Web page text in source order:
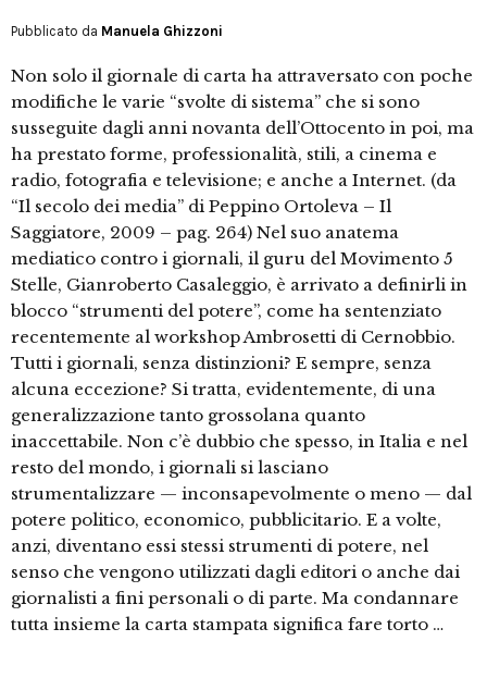
Pubblicato da Manuela Ghizzoni
Non solo il giornale di carta ha attraversato con poche
modifiche le varie “svolte di sistema” che si sono
susseguite dagli anni novanta dell’Ottocento in poi, ma
ha prestato forme, professionalità, stili, a cinema e
radio, fotografia e televisione; e anche a Internet. (da
“Il secolo dei media” di Peppino Ortoleva – Il
Saggiatore, 2009 – pag. 264) Nel suo anatema
mediatico contro i giornali, il guru del Movimento 5
Stelle, Gianroberto Casaleggio, è arrivato a definirli in
blocco “strumenti del potere”, come ha sentenziato
recentemente al workshop Ambrosetti di Cernobbio.
Tutti i giornali, senza distinzioni? E sempre, senza
alcuna eccezione? Si tratta, evidentemente, di una
generalizzazione tanto grossolana quanto
inaccettabile. Non c’è dubbio che spesso, in Italia e nel
resto del mondo, i giornali si lasciano
strumentalizzare — inconsapevolmente o meno — dal
potere politico, economico, pubblicitario. E a volte,
anzi, diventano essi stessi strumenti di potere, nel
senso che vengono utilizzati dagli editori o anche dai
giornalisti a fini personali o di parte. Ma condannare
tutta insieme la carta stampata significa fare torto …